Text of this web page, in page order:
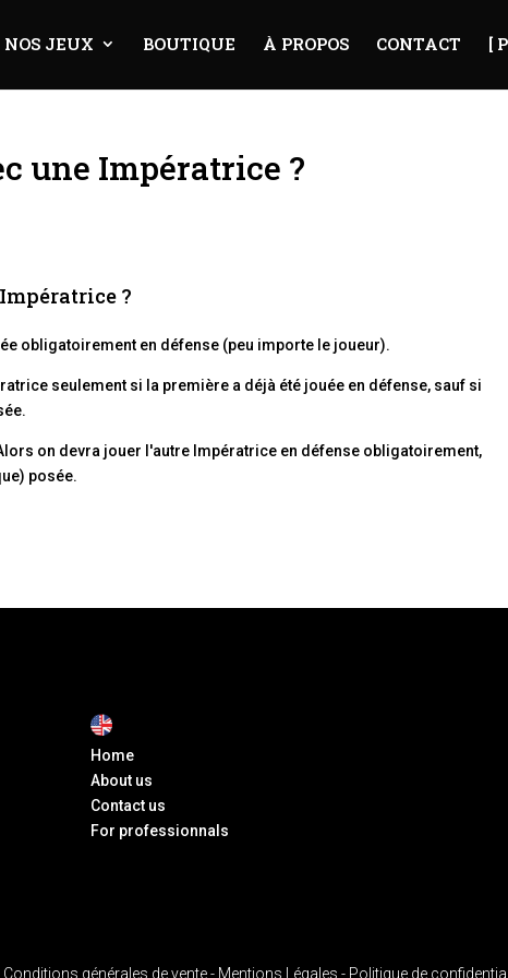
NOS JEUX BOUTIQUE À PROPOS CONTACT [
une Impératrice ?
?
obligatoirement en défense (peu importe le joueur).
seulement si la première a déjà été jouée en défense, sauf si
on devra jouer l'autre Impératrice en défense obligatoirement,
posée.
Home
About us
Contact us
For professionnals
Conditions générales de vente - Mentions Légales - Politique de